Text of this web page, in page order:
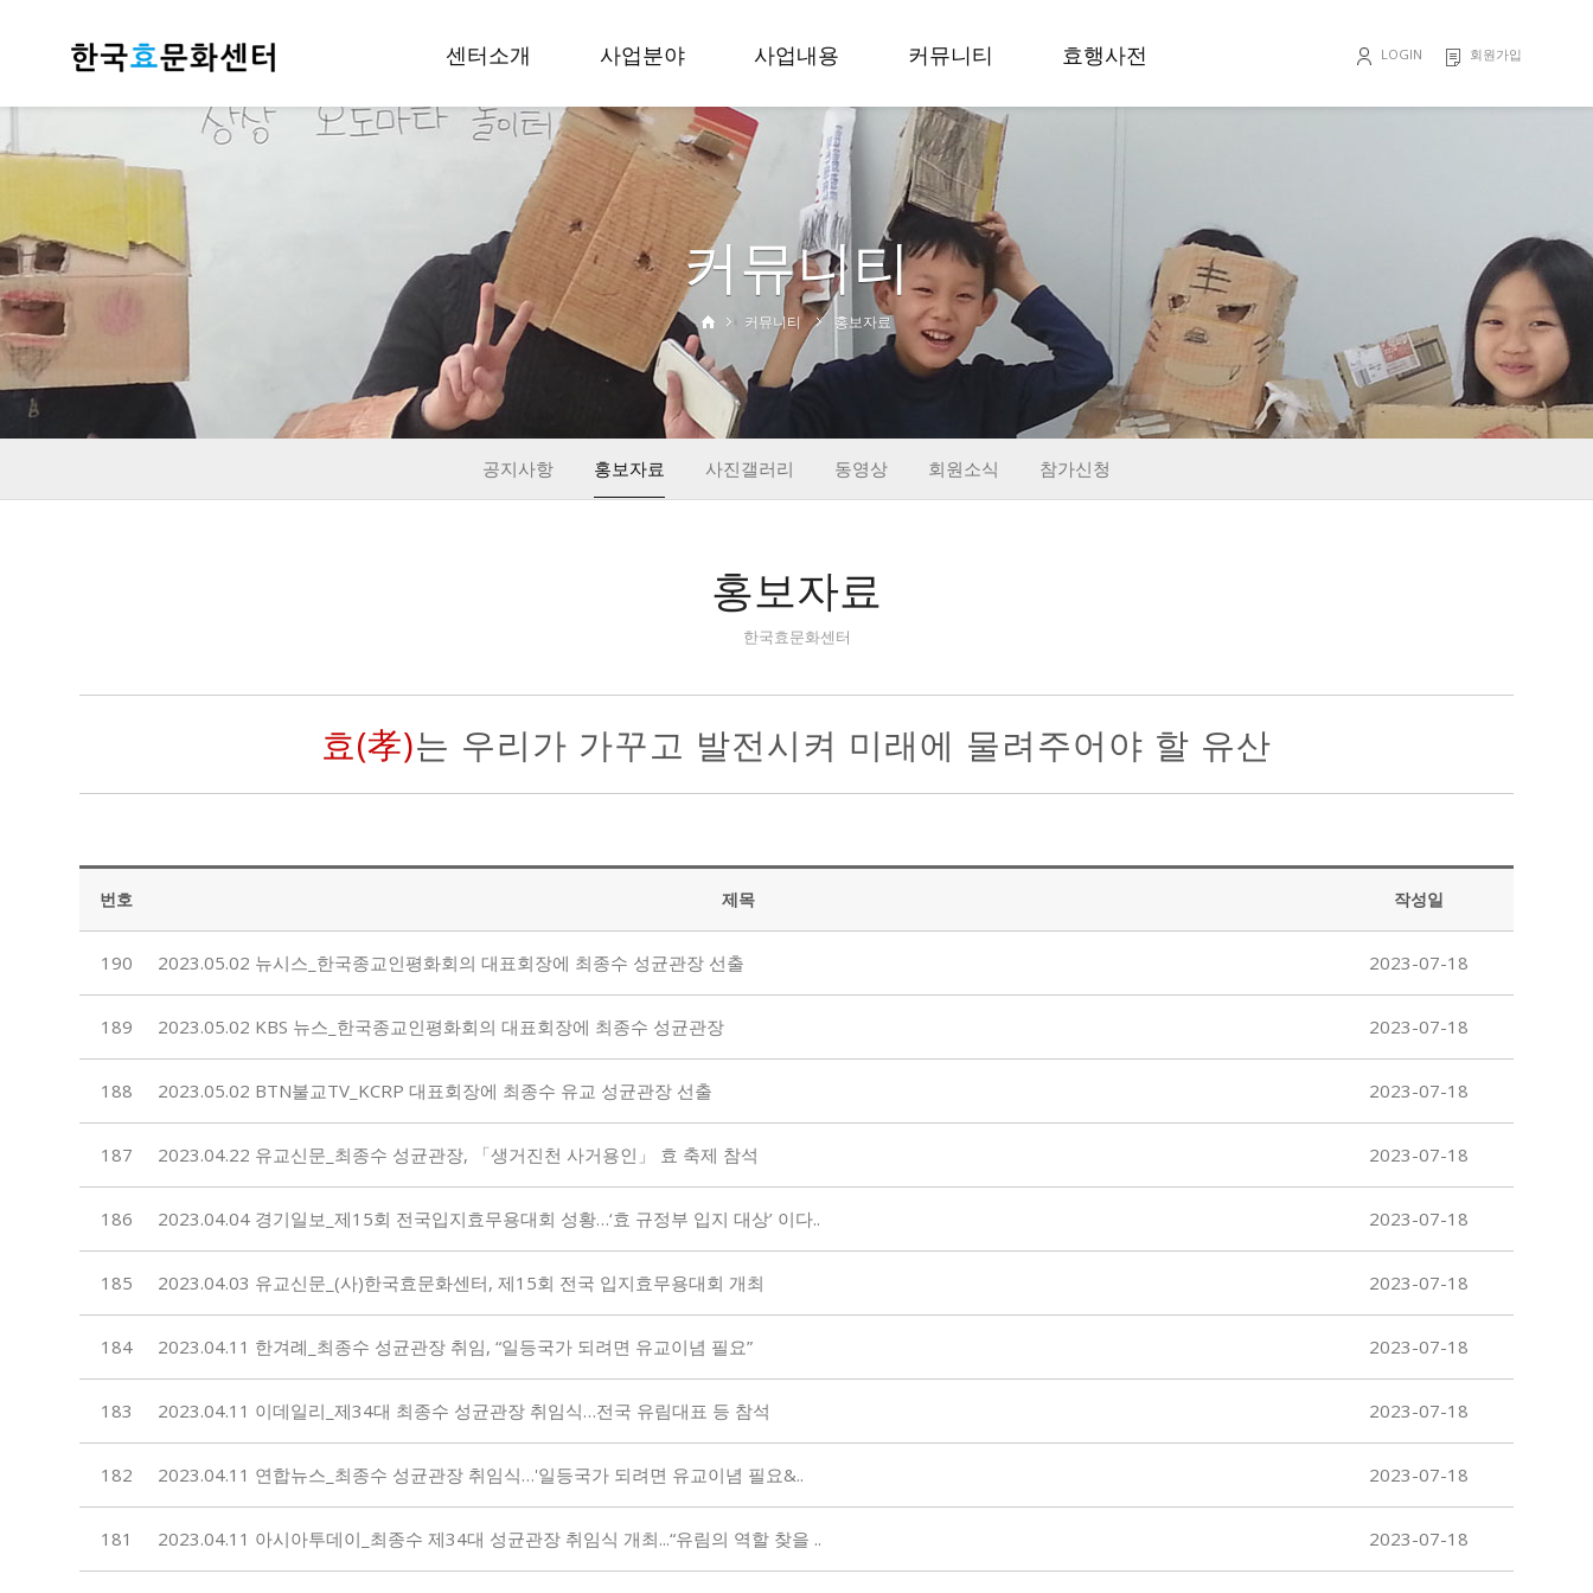
LOGIN 회원가입
센터소개
조직안내
후원하기
재정공지
오시는길
사업분야
축제
공모
무용
학술
교육
사회공헌
출판
창작
사업내용
입지 효 문화예술축
세대공감 사랑과 효
공모전
입지 효 무용대회
대한민국 효 무용제
학술회의
교육활동
출판&컨텐츠
커뮤니티
공지사항
홍보자료
사진갤러리
동영상
회원소식
참가신청
효행사전
커뮤니티
커뮤니티 홍보자료
공지사항 홍보자료 사진갤러리 동영상 회원소식 참가신청
홍보자료
한국효문화센터
효(孝)는 우리가 가꾸고 발전시켜 미래에 물려주어야 할 유산
번호 제목 작성일
190 2023.05.02 뉴시스_한국종교인평화회의 대표회장에 최종수 성균관장 선출 2023-07-18
189 2023.05.02 KBS 뉴스_한국종교인평화회의 대표회장에 최종수 성균관장 2023-07-18
188 2023.05.02 BTN불교TV_KCRP 대표회장에 최종수 유교 성균관장 선출 2023-07-18
187 2023.04.22 유교신문_최종수 성균관장, 「생거진천 사거용인」 효 축제 참석 2023-07-18
186 2023.04.04 경기일보_제15회 전국입지효무용대회 성황…‘효 규정부 입지 대상’ 이다.. 2023-07-18
185 2023.04.03 유교신문_(사)한국효문화센터, 제15회 전국 입지효무용대회 개최 2023-07-18
184 2023.04.11 한겨례_최종수 성균관장 취임, “일등국가 되려면 유교이념 필요” 2023-07-18
183 2023.04.11 이데일리_제34대 최종수 성균관장 취임식…전국 유림대표 등 참석 2023-07-18
182 2023.04.11 연합뉴스_최종수 성균관장 취임식…'일등국가 되려면 유교이념 필요&.. 2023-07-18
181 2023.04.11 아시아투데이_최종수 제34대 성균관장 취임식 개최...“유림의 역할 찾을 .. 2023-07-18